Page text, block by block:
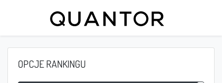
OPCJE RANKINGU